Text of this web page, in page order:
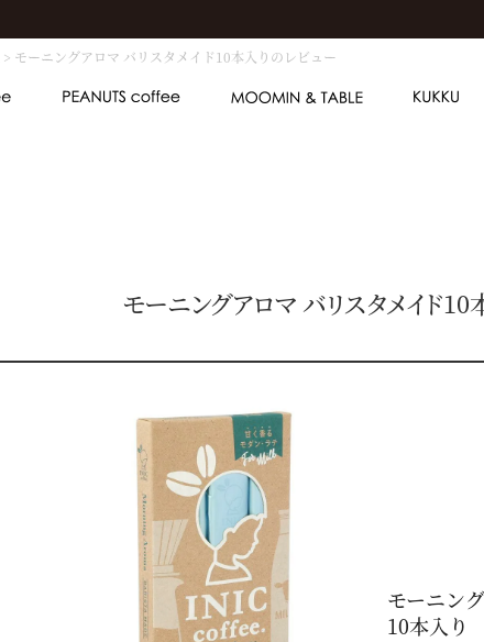
モーニングアロマ バリスタメイド10本入りのレビュー
モーニングアロマ バリスタメイド10
モーニン
10本入り